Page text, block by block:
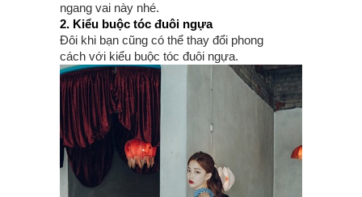
ngang vai này nhé.
2. Kiểu buộc tóc đuôi ngựa
Đôi khi bạn cũng có thể thay đổi phong
cách với kiểu buộc tóc đuôi ngựa.